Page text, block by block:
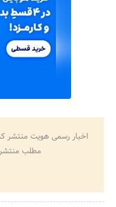
اخبار رسمی هویت منتشر
مطلب